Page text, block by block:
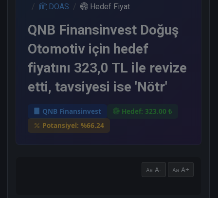
DOAS
Hedef Fiyat
QNB Finansinvest Doğuş
Otomotiv için hedef
fiyatını 323,0 TL ile revize
etti, tavsiyesi ise 'Nötr'
QNB Finansinvest
Hedef: 323.00 ₺
Potansiyel: %66.24
A- A+